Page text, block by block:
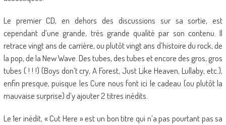
Le premier CD, en dehors des discussions sur sa sortie, est
cependant d’une grande, très grande qualité par son contenu. Il
retrace vingt ans de carrière, ou plutôt vingt ans d’histoire du rock, de
la pop, de la New Wave. Des tubes, des tubes et encore des gros, gros
tubes ( ! ! !) (Boys don’t cry, A Forest, Just Like Heaven, Lullaby, etc.),
enfin presque, puisque les Cure nous font ici le cadeau (ou plutôt la
mauvaise surprise) d’y ajouter 2 titres inédits.
Le 1er inédit, « Cut Here » est un bon titre qui n’a pas pourtant pas sa